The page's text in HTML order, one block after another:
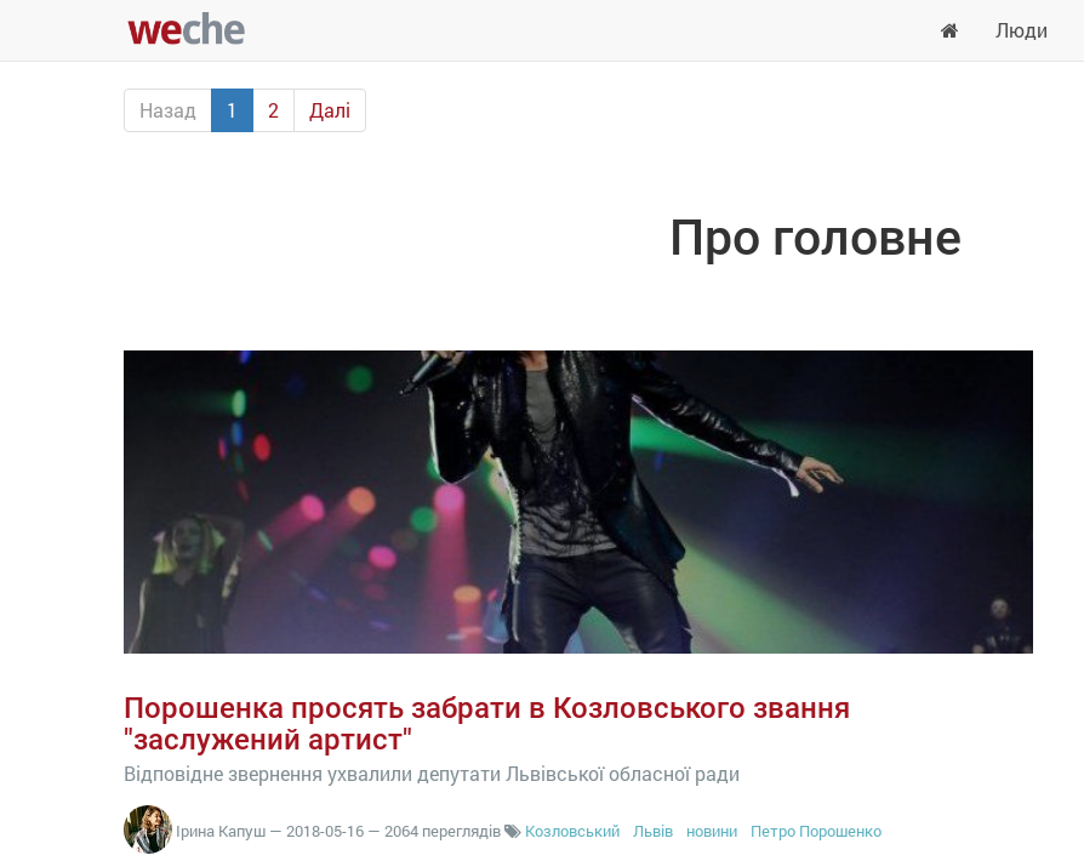
Люди
Назад 1 2 Далі
Про головне
Порошенка просять забрати в Козловського звання
"заслужений артист"
Відповідне звернення ухвалили депутати Львівської обласної ради
Ірина Капуш — 2018-05-16 — 2064 переглядів Козловський Львів новини Петро Порошенко